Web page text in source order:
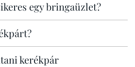
egy bringaüzlet?
kerékpár